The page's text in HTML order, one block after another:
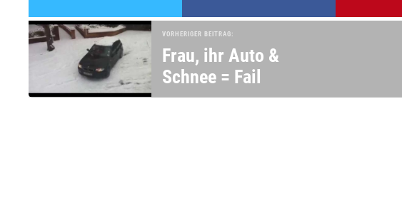
VORHERIGER BEITRAG:
Frau, ihr Auto &
Schnee = Fail